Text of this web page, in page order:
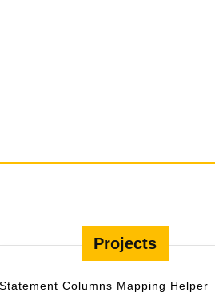
Projects
Statement Columns Mapping Helper